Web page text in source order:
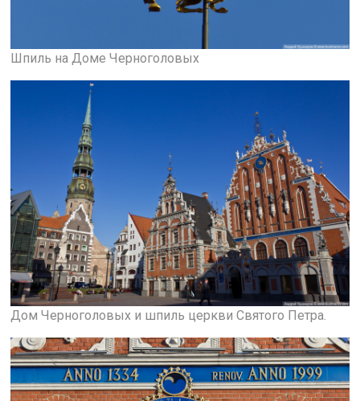
Шпиль на Доме Черноголовых
Дом Черноголовых и шпиль церкви Святого Петра.